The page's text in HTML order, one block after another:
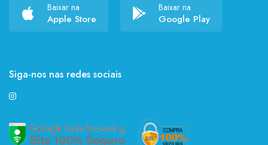
Baixar na
Apple Store
Baixar na
Google Play
Siga-nos nas redes sociais